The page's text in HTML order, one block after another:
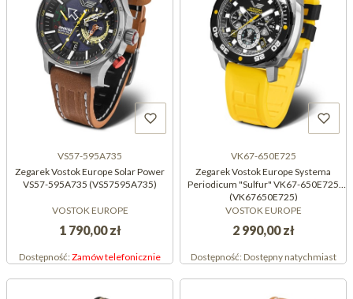
VS57-595A735
Zegarek Vostok Europe Solar Power
VS57-595A735 (VS57595A735)
VOSTOK EUROPE
1 790,00 zł
Dostępność:Zamów telefonicznie
VK67-650E725
Zegarek Vostok Europe Systema
Periodicum "Sulfur" VK67-650E725
(VK67650E725)
VOSTOK EUROPE
2 990,00 zł
Dostępność:Dostępny natychmiast